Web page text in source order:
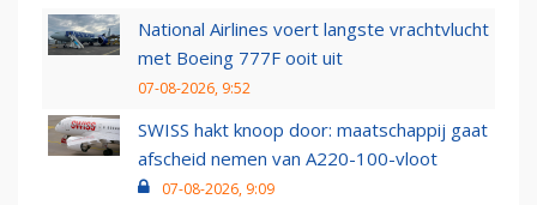
National Airlines voert langste vrachtvlucht
met Boeing 777F ooit uit
07-08-2026, 9:52
SWISS hakt knoop door: maatschappij gaat
afscheid nemen van A220-100-vloot
07-08-2026, 9:09